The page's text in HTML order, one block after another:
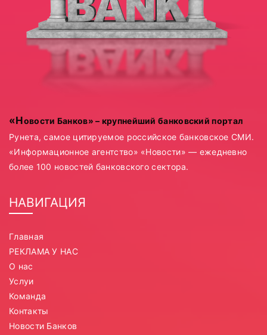
«Новости Банков» – крупнейший банковский портал
Рунета, самое цитируемое российское банковское СМИ.
«Информационное агентство» «Новости» — ежедневно
более 100 новостей банковского сектора.
НАВИГАЦИЯ
Главная
РЕКЛАМА У НАС
О нас
Услуи
Команда
Контакты
Новости Банков